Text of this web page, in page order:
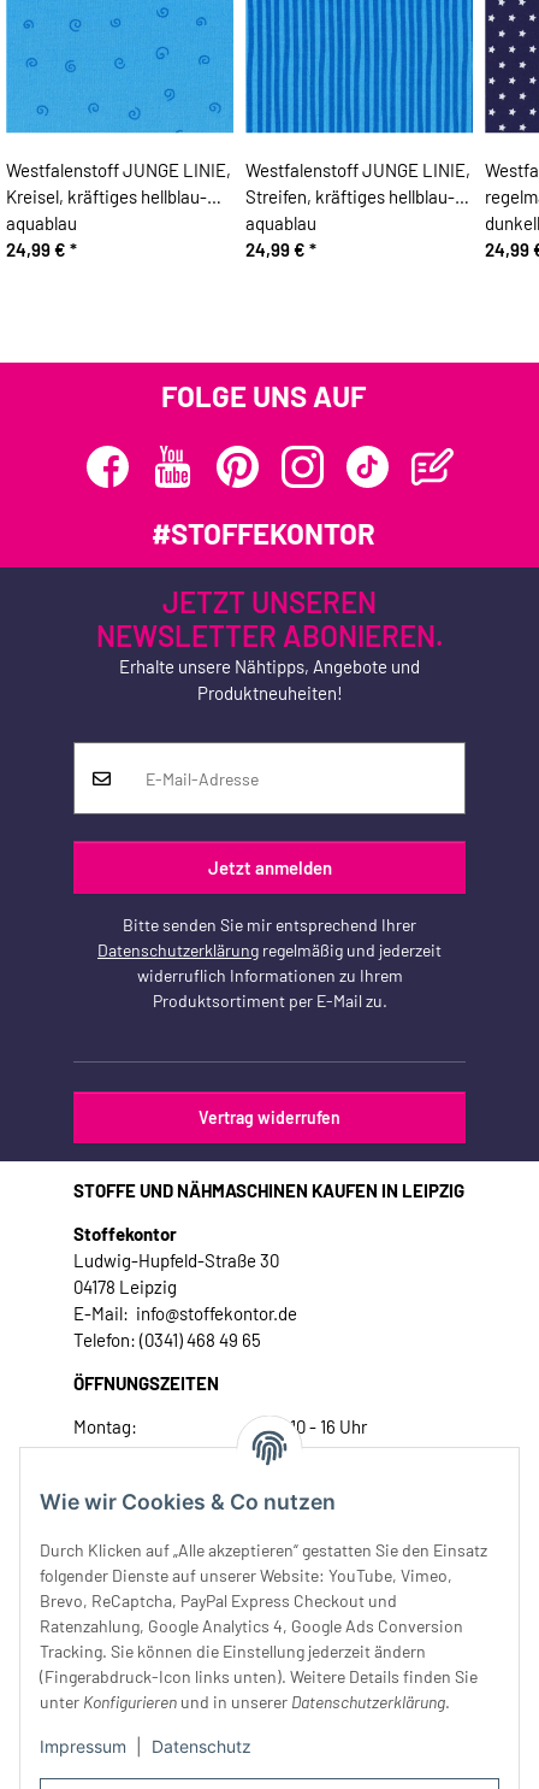
Wie wir Cookies & Co nutzen
Durch Klicken auf „Alle akzeptieren“ gestatten Sie den Einsatz
folgender Dienste auf unserer Website: YouTube, Vimeo,
Brevo, ReCaptcha, PayPal Express Checkout und
Ratenzahlung, Google Analytics 4, Google Ads Conversion
Tracking. Sie können die Einstellung jederzeit ändern
(Fingerabdruck-Icon links unten). Weitere Details finden Sie
unter Konfigurieren und in unserer Datenschutzerklärung.
Impressum Datenschutz
Westfalenstoff JUNGE LINIE,
Kreisel, kräftiges hellblau-
aquablau
24,99 € *
Westfalenstoff JUNGE LINIE,
Streifen, kräftiges hellblau-
aquablau
24,99 € *
24,99
FOLGE UNS AUF
#STOFFEKONTOR
JETZT UNSEREN
NEWSLETTER ABONIEREN.
Erhalte unsere Nähtipps, Angebote und
Produktneuheiten!
Jetzt anmelden
Bitte senden Sie mir entsprechend Ihrer
Datenschutzerklärung regelmäßig und jederzeit
widerruflich Informationen zu Ihrem
Produktsortiment per E-Mail zu.
Vertrag widerrufen
STOFFE UND NÄHMASCHINEN KAUFEN IN LEIPZIG
Stoffekontor
Ludwig-Hupfeld-Straße 30
04178 Leipzig
E-Mail: info@stoffekontor.de
Telefon: (0341) 468 49 65
ÖFFNUNGSZEITEN
Montag:
10 - 16 Uhr
Dienstag:
10 - 16 Uhr
Donnerstag:
10 - 18 Uhr
Samstag:
10 - 14 Uhr
Unser Service
Rechtliches